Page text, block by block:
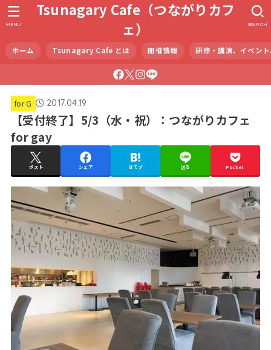
Tsunagary Cafe（つながりカフ
ェ）
ホーム Tsunagary Cafe とは 開催情報 研修・講演、イベン
SEARCH
MENU
for G 2017.04.19
【受付終了】5/3（水・祝）：つながりカフェ
for gay
ポスト シェア はてブ 送る Pocket